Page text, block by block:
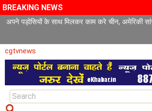
BREAKING NEWS
अपने पड़ोसियों के साथ मिलकर काम करे चीन, अमेरिकी
cgtvnews